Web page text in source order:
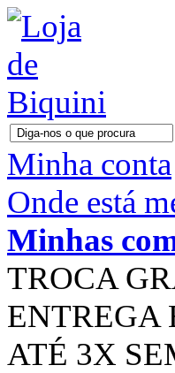
Minha conta
Onde está
Minhas
TROCA
ENTREGA
ATÉ 3X